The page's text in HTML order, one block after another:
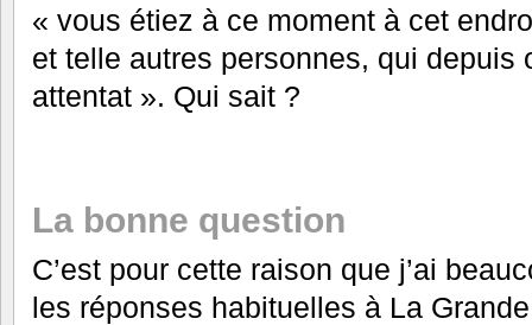
« vous étiez à ce moment à cet
et telle autres personnes, qui depuis
attentat ». Qui sait ?
La bonne question
C’est pour cette raison que j’ai
les réponses habituelles à La